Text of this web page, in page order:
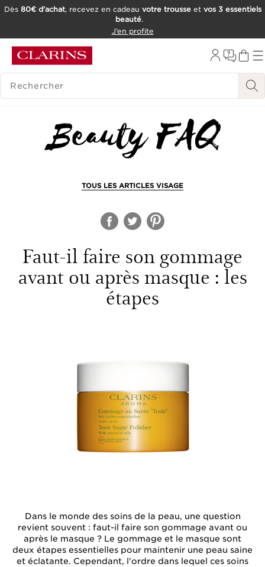
OUTIL D'ACCESSIBILITÉ
Dès 80€ d’achat, recevez en cadeau votre trousseet vos 3 essentiels
beauté.
J’en profite
HISTORIQUE DES RECHERCHES
TOUS LES ARTICLES VISAGE
Faut-il faire son gommage
avant ou après masque : les
étapes
Dans le monde des soins de la peau, une question
revient souvent : faut-il faire son gommage avant ou
après le masque ? Le gommage et le masque sont
deux étapes essentielles pour maintenir une peau saine
et éclatante. Cependant, l'ordre dans lequel ces soins